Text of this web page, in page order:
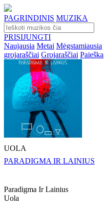
PAGRINDINIS MUZIKA
PRISIJUNGTI
Naujausia Metai Mėgstamiausia
grojaraščiai Grojaraščiai Paieška
UOLA
PARADIGMA IR LAINIUS
Paradigma Ir Lainius
Uola